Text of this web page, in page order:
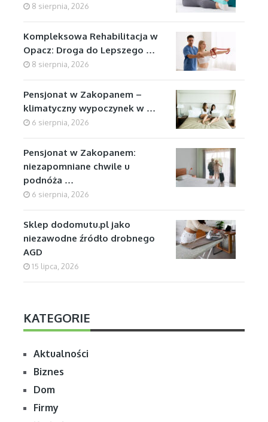
8 sierpnia, 2026
Kompleksowa Rehabilitacja w
Opacz: Droga do Lepszego …
8 sierpnia, 2026
Pensjonat w Zakopanem –
klimatyczny wypoczynek w …
6 sierpnia, 2026
Pensjonat w Zakopanem:
niezapomniane chwile u
podnóża …
6 sierpnia, 2026
Sklep dodomutu.pl jako
niezawodne źródło drobnego
AGD
15 lipca, 2026
KATEGORIE
Aktualności
Biznes
Dom
Firmy